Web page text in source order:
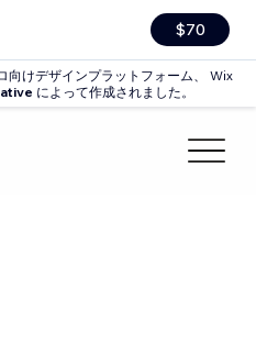
$70
向けデザインプラットフォーム、 Wix
によって作成されました。